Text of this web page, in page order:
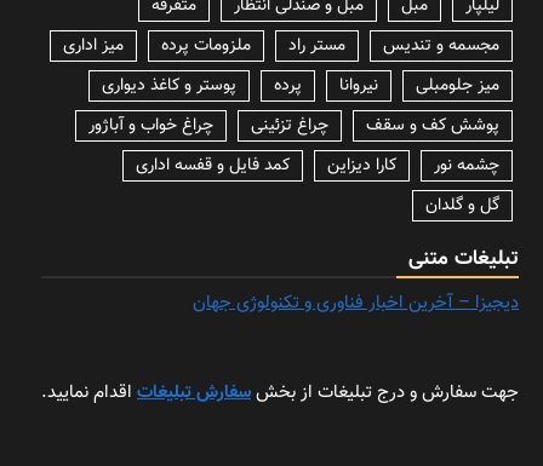
لیلپار
مبل مبل و صندلی انتظار
متفرقه
مجسمه و تندیس
مستر راد ملزومات پرده
میز اداری
میز جلومبلی
نیروانا پرده
پوستر و کاغذ دیواری
پوشش کف و سقف
چراغ تزئینی
چراغ خواب و آباژور
چشمه نور
کارا دیزاین
کمد فایل و قفسه اداری
گل و گلدان
تبلیغات متنی
دیجیزا – آخرین اخبار فناوری و تکنولوژی جهان
جهت سفارش و درج تبلیغات از بخشسفارش تبلیغات اقدام نمایید.